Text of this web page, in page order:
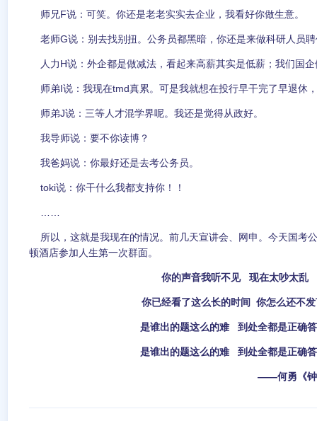
师兄F说：可笑。你还是老老实实去企业，我看好你做生意。
老师G说：别去找别扭。公务员都黑暗，你还是来做科研人员
人力H说：外企都是做减法，看起来高薪其实是低薪；我们国企
师弟I说：我现在tmd真累。可是我就想在投行早干完了早退休
师弟J说：三等人才混学界呢。我还是觉得从政好。
我导师说：要不你读博？
我爸妈说：你最好还是去考公务员。
toki说：你干什么我都支持你！！
所以，这就是我现在的情况。前几天宣讲会、网申。今天国考
顿酒店参加人生第一次群面。
你的声音我听不见 现在太吵太乱
你已经看了这么长的时间 你怎么还不
是谁出的题这么的难 到处全都是正确
是谁出的题这么的难 到处全都是正确
——何勇《钟